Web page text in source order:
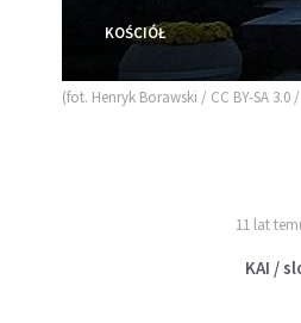
KOŚCIÓŁ
(fot. Henryk Borawski / CC BY-SA
11 lat
KAI /